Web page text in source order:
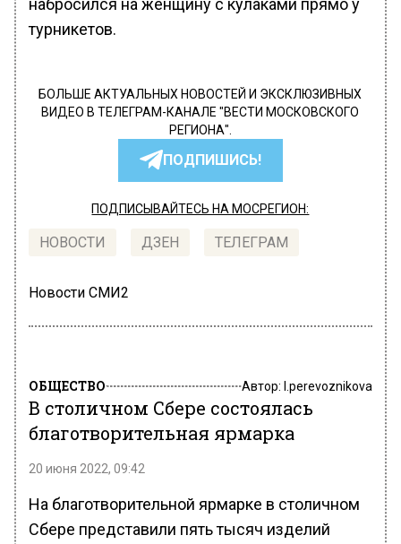
набросился на женщину с кулаками прямо у
турникетов.
БОЛЬШЕ АКТУАЛЬНЫХ НОВОСТЕЙ И ЭКСКЛЮЗИВНЫХ
ВИДЕО В ТЕЛЕГРАМ-КАНАЛЕ "ВЕСТИ МОСКОВСКОГО
РЕГИОНА".
ПОДПИШИСЬ!
ПОДПИСЫВАЙТЕСЬ НА МОСРЕГИОН:
НОВОСТИ ДЗЕН ТЕЛЕГРАМ
Новости СМИ2
ОБЩЕСТВО Автор: l.perevoznikova
В столичном Сбере состоялась
благотворительная ярмарка
20 июня 2022, 09:42
На благотворительной ярмарке в столичном
Сбере представили пять тысяч изделий